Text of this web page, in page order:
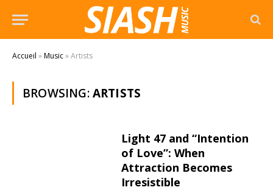
Accueil »Music»Artists
BROWSING:ARTISTS
Light 47 and “Intention
of Love”: When
Attraction Becomes
Irresistible